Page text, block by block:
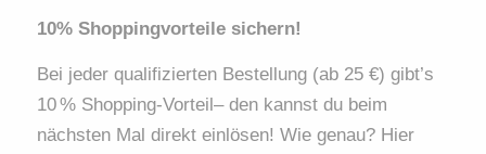
10% Shoppingvorteile sichern!
Bei jeder qualifizierten Bestellung (ab 25 €) gibt’s
10 % Shopping-Vorteil– den kannst du beim
nächsten Mal direkt einlösen! Wie genau? Hier